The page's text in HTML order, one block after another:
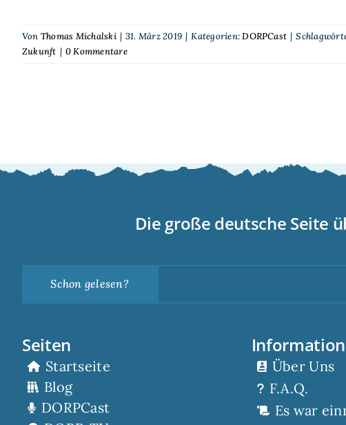
Von Thomas Michalski | 31. März 2019 | Kategorien:DORPCast |
Zukunft | 0 Kommentare
Die große deutsche Seite
Schon gelesen?
Seiten
Startseite
Blog
DORPCast
Über Uns
F.A.Q.
Es war